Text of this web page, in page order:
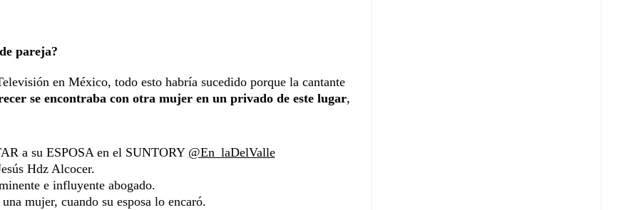
pareja?
en México, todo esto habría sucedido porque la cantante
se encontraba con otra mujer en un privado de este lugar,
a su ESPOSA en el SUNTORY @En_laDelValle
Hdz Alcocer.
e influyente abogado.
mujer, cuando su esposa lo encaró.